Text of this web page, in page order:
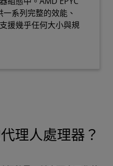
系列完整的效能、
援幾乎任何大小與規
理人處理器？